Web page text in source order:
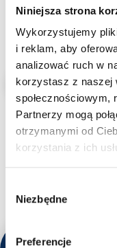
Niniejsza strona
Wykorzystujemy
i reklam, aby
analizować ruch w
korzystasz z naszej
społecznościowym,
Partnerzy mogą
otrzymanymi od
korzystania z ich
zgody
Niezbędne
Preferencje
Cena od:30
CHCĘ
MASZ
Nikodem -
+48